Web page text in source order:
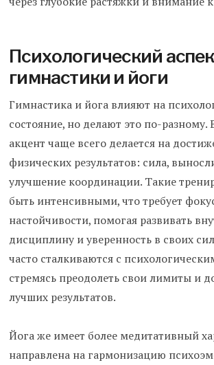
Психологический
гимнастики и йоги
Гимнастика и йога влияют на
состояние, но делают это по-разному.
акцент чаще всего делается на
физических результатов: сила,
улучшение координации. Такие
быть интенсивными, что требует
настойчивости, помогая развивать
дисциплину и уверенность в своих
часто сталкиваются с
стремясь преодолеть свои лимиты и
лучших результатов.
Йога же имеет более медитативный
направлена на гармонизацию